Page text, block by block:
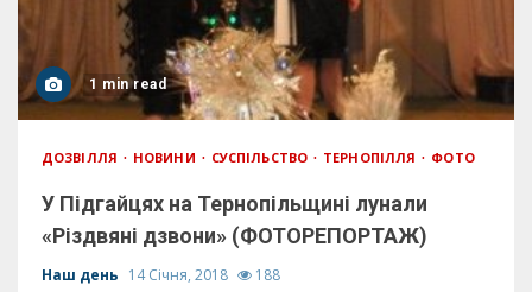
1 min read
ДОЗВІЛЛЯ НОВИНИ СУСПІЛЬСТВО ТЕРНОПІЛЛЯ ФОТО
У Підгайцях на Тернопільщині лунали
«Різдвяні дзвони» (ФОТОРЕПОРТАЖ)
Наш день 14 Січня, 2018 188